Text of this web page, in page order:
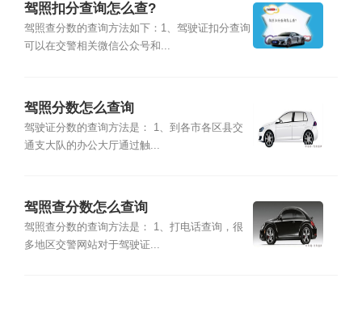
驾照扣分查询怎么查?
驾照查分数的查询方法如下：1、驾驶证扣分查询
可以在交警相关微信公众号和...
驾照分数怎么查询
驾驶证分数的查询方法是： 1、到各市各区县交
通支大队的办公大厅通过触...
驾照查分数怎么查询
驾照查分数的查询方法是： 1、打电话查询，很
多地区交警网站对于驾驶证...